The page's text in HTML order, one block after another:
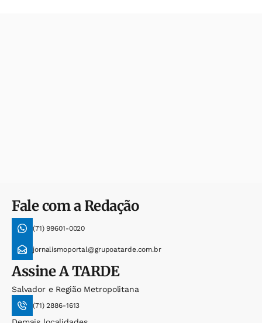
Fale com a Redação
(71) 99601-0020
jornalismoportal@grupoatarde.com.br
AssineA TARDE
Salvador e Região Metropolitana
(71) 2886-1613